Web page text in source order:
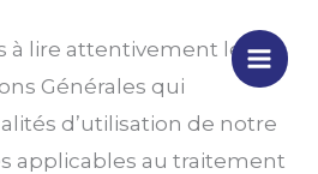
à lire attentivement les
Générales qui
d’utilisation de notre
applicables au traitement